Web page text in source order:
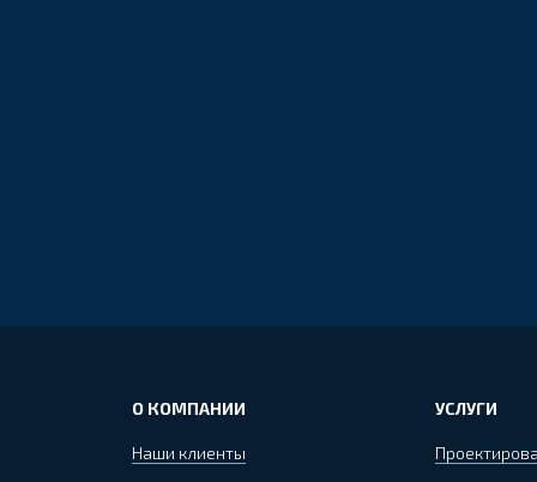
О КОМПАНИИ
Наши клиенты
УСЛУГИ